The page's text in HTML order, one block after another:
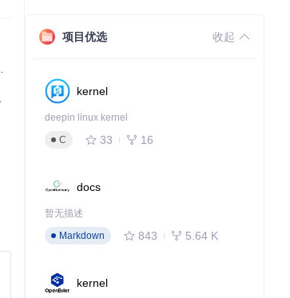
项目优选 收起
kernel
deepin linux kernel
C
33 16
docs
暂无描述
Markdown
843 5.64 K
kernel